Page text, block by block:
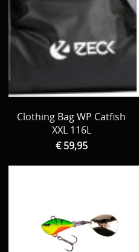
Vêtements
Promo material
D Occasion
Clothing Bag WP Catfish
XXL 116L
€ 59,95